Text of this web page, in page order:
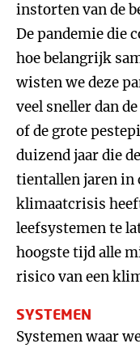
instorten van de
De pandemie die
hoe belangrijk
wisten we deze
veel sneller dan
of de grote
duizend jaar die
tientallen jaren in
klimaatcrisis
leefsystemen te
hoogste tijd alle
risico van een
SYSTEMEN
Systemen waar